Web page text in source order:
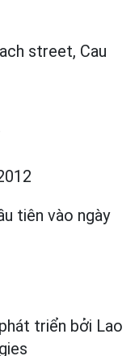
street, Cau
tiên vào ngày
triển bởi Lao